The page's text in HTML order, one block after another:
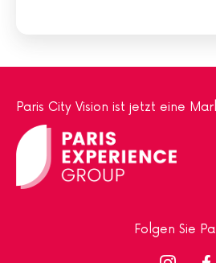
Paris City Vision ist jetzt eine
Folgen Sie